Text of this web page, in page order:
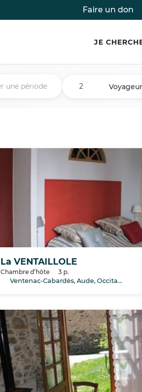
Faire un don
JE
La VENTAILLOLE
Chambre d’hôte
3 p.
Ventenac-Cabardès, Aude, Occitanie